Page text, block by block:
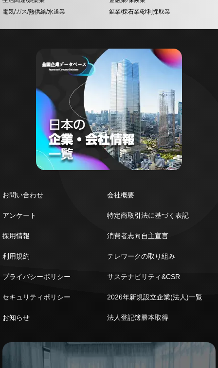
電気/ガス/熱供給/水道業
鉱業/採石業/砂利採取業
お問い合わせ
アンケート
採用情報
利用規約
プライバシーポリシー
セキュリティポリシー
お知らせ
会社概要
特定商取引法に基づく表記
消費者志向自主宣言
テレワークの取り組み
サステナビリティ&CSR
2026年新規設立企業(法人)一覧
法人登記簿謄本取得